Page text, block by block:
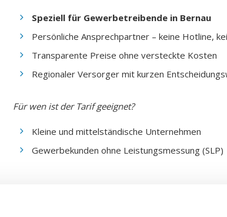
Speziell für Gewerbetreibende in Bernau
Persönliche Ansprechpartner – keine Hotline,
Transparente Preise ohne versteckte Kosten
Regionaler Versorger mit kurzen
Für wen ist der Tarif geeignet?
Kleine und mittelständische Unternehmen
Gewerbekunden ohne Leistungsmessung (SLP)